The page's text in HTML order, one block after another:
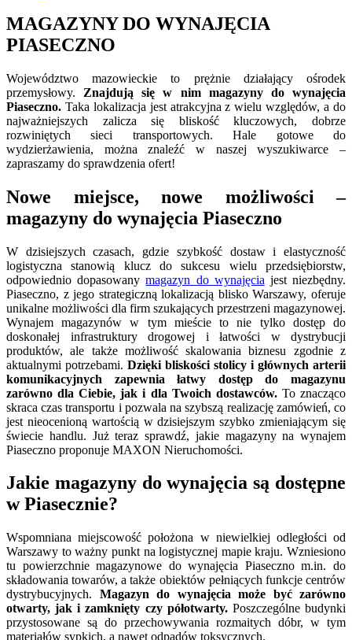
MAGAZYNY DO WYNAJĘCIA
PIASECZNO
Województwo mazowieckie to prężnie działający ośrodek
przemysłowy. Znajdują się w nim magazyny do wynajęcia
Piaseczno. Taka lokalizacja jest atrakcyjna z wielu względów, a do
najważniejszych zalicza się bliskość kluczowych, dobrze
rozwiniętych sieci transportowych. Hale gotowe do
wydzierżawienia, można znaleźć w naszej wyszukiwarce –
zapraszamy do sprawdzenia ofert!
Nowe miejsce, nowe możliwości –
magazyny do wynajęcia Piaseczno
W dzisiejszych czasach, gdzie szybkość dostaw i elastyczność
logistyczna stanowią klucz do sukcesu wielu przedsiębiorstw,
odpowiednio dopasowanymagazyn do wynajęcia jest niezbędny.
Piaseczno, z jego strategiczną lokalizacją blisko Warszawy, oferuje
unikalne możliwości dla firm szukających przestrzeni magazynowej.
Wynajem magazynów w tym mieście to nie tylko dostęp do
doskonałej infrastruktury drogowej i łatwości w dystrybucji
produktów, ale także możliwość skalowania biznesu zgodnie z
aktualnymi potrzebami. Dzięki bliskości stolicy i głównych arterii
komunikacyjnych zapewnia łatwy dostęp do magazynu
zarówno dla Ciebie, jak i dla Twoich dostawców.To znacząco
skraca czas transportu i pozwala na szybszą realizację zamówień, co
jest nieocenioną wartością w dzisiejszym szybko zmieniającym się
świecie handlu. Już teraz sprawdź, jakie magazyny na wynajem
Piaseczno proponuje MAXON Nieruchomości.
Jakie magazyny do wynajęcia są dostępne
w Piasecznie?
Wspomniana miejscowość położona w niewielkiej odległości od
Warszawy to ważny punkt na logistycznej mapie kraju. Wzniesiono
tu powierzchnie magazynowe do wynajęcia Piaseczno m.in. do
składowania towarów, a także obiektów pełniących funkcje centrów
dystrybucyjnych. Magazyn do wynajęcia może być zarówno
otwarty, jak i zamknięty czy półotwarty.Poszczególne budynki
przystosowane są do przechowywania rozmaitych dóbr, w tym
materiałów sypkich, a nawet odpadów toksycznych.